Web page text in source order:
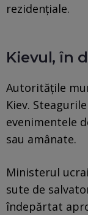
rezidențiale.
Kievul, în
Autoritățile
Kiev.
evenimentele
sau amânate.
Ministerul
sute de
îndepărtat